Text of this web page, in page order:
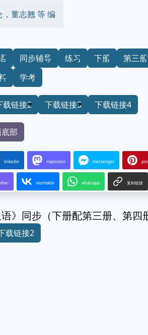
董志翘 等 编
同步辅导 练习 下册 第三册
学考
载链接2 下载链接3 下载链接4
部
linkedin mastodon messenger
vkontakte whatsapp 复制链接
》同步（下册配第三册、第四
载链接2